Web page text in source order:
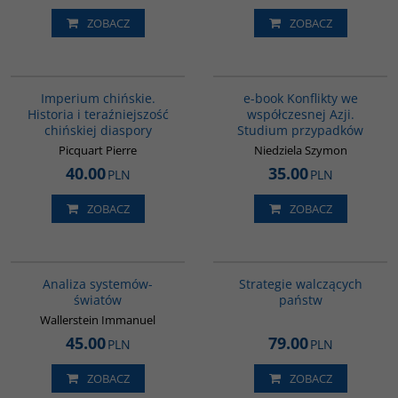
ZOBACZ ZOBACZ
Imperium chińskie.
Historia i teraźniejszość
chińskiej diaspory
Picquart Pierre
40.00PLN
ZOBACZ
e-book Konflikty we
współczesnej Azji.
Studium przypadków
Niedziela Szymon
35.00PLN
ZOBACZ
Analiza systemów-
światów
Wallerstein Immanuel
45.00PLN
ZOBACZ
Strategie walczących
państw
79.00PLN
ZOBACZ